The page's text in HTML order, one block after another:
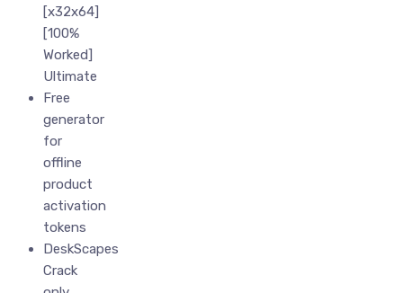
[x32x64]
[100%
Worked]
Ultimate
Free
generator
for
offline
product
activation
tokens
DeskScapes
Crack